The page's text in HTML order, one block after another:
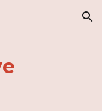
Skip to navigation